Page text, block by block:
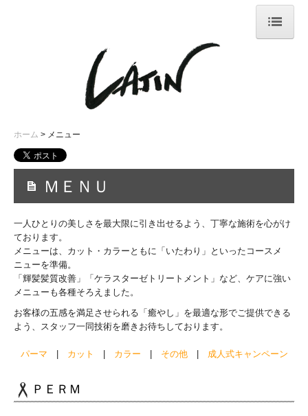
まつげエクステ
ホーム メニュー
ＭＥＮＵ
一人ひとりの美しさを最大限に引き出せるよう、丁寧な施術を心がけ
ております。
メニューは、カット・カラーともに「いたわり」といったコースメ
ニューを準備。
「輝髪髪質改善」「ケラスターゼトリートメント」など、ケアに強い
メニューも各種そろえました。
お客様の五感を満足させられる「癒やし」を最適な形でご提供できる
よう、スタッフ一同技術を磨きお待ちしております。
パーマ カット カラー その他| 成人式キャンペーン
ＰＥＲＭ